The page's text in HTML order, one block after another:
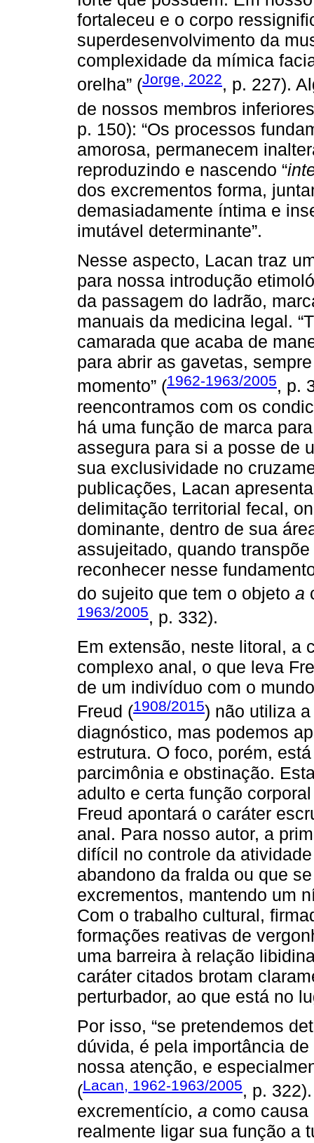
fortaleceu e o corpo
superdesenvolvimento da
complexidade da mímica
orelha” (Jorge, 2022, p. 227).
de nossos membros
p. 150): “Os processos
amorosa, permanecem
reproduzindo e nascendo “
dos excrementos forma,
demasiadamente íntima e
imutável determinante”.
Nesse aspecto, Lacan traz
para nossa introdução
da passagem do ladrão,
manuais da medicina legal.
camarada que acaba de
para abrir as gavetas,
momento” (1962-1963/2005, p.
reencontramos com os
há uma função de marca
assegura para si a posse de
sua exclusividade no
publicações, Lacan
delimitação territorial fecal,
dominante, dentro de sua
assujeitado, quando
reconhecer nesse
do sujeito que tem o objeto a
1963/2005, p. 332).
Em extensão, neste litoral, a
complexo anal, o que leva
de um indivíduo com o
Freud (1908/2015) não utiliza a
diagnóstico, mas podemos
estrutura. O foco, porém,
parcimônia e obstinação.
adulto e certa função
Freud apontará o caráter
anal. Para nosso autor, a
difícil no controle da
abandono da fralda ou que
excrementos, mantendo um
Com o trabalho cultural,
formações reativas de
uma barreira à relação
caráter citados brotam
perturbador, ao que está no
Por isso, “se pretendemos
dúvida, é pela importância
nossa atenção, e
(Lacan, 1962-1963/2005, p.
excrementício, a como causa
realmente ligar sua função a